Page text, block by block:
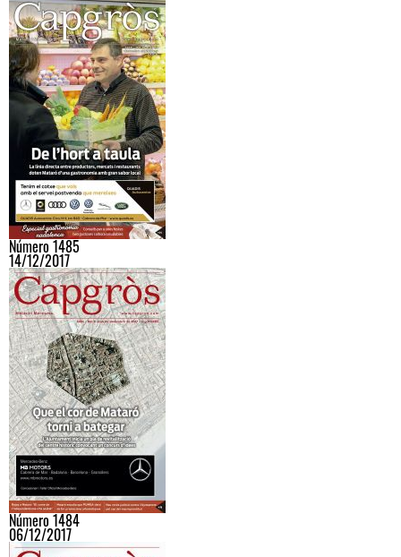
Número 1485
14/12/2017
Número 1484
06/12/2017